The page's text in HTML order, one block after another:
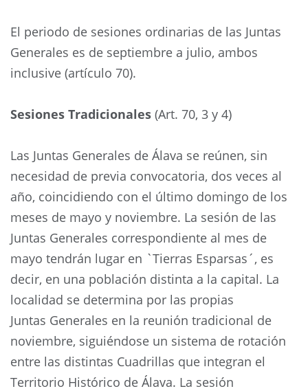
El periodo de sesiones ordinarias de las Juntas
Generales es de septiembre a julio, ambos
inclusive (artículo 70).
Sesiones Tradicionales (Art. 70, 3 y 4)
Las Juntas Generales de Álava se reúnen, sin
necesidad de previa convocatoria, dos veces al
año, coincidiendo con el último domingo de los
meses de mayo y noviembre. La sesión de las
Juntas Generales correspondiente al mes de
mayo tendrán lugar en `Tierras Esparsas´, es
decir, en una población distinta a la capital. La
localidad se determina por las propias
Juntas Generales en la reunión tradicional de
noviembre, siguiéndose un sistema de rotación
entre las distintas Cuadrillas que integran el
Territorio Histórico de Álava. La sesión